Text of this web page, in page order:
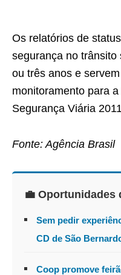
Os relatórios de
segurança no
ou três anos e
monitoramento para
Segurança Viária
Fonte: Agência Brasil
💼 Oportunidades
Sem pedir
CD de São
Coop promove